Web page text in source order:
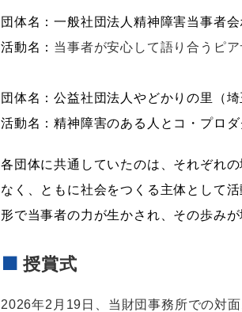
団体名：一般社団法人精神障害当事者会
活動名： 当事者が安心して語り合うピ
団体名：公益社団法人やどかりの里（埼
活動名：精神障害のある人とコ・プロ
各団体に共通していたのは、それぞれ
なく、ともに社会をつくる主体として
形で当事者の力が生かされ、その歩み
授賞式
2026年2月19日、当財団事務所での対